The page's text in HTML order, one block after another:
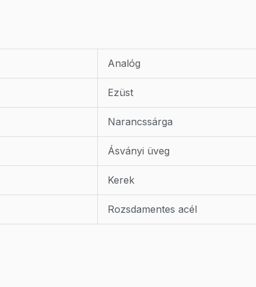
Analóg
Ezüst
Narancssárga
Ásványi üveg
Kerek
Rozsdamentes acél